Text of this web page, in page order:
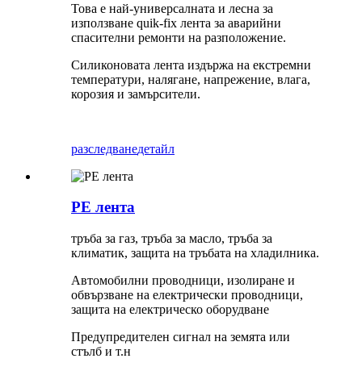
Това е най-универсалната и лесна за
използване quik-fix лента за аварийни
спасителни ремонти на разположение.
Силиконовата лента издържа на екстремни
температури, налягане, напрежение, влага,
корозия и замърсители.
разследванедетайл
PE лента
тръба за газ, тръба за масло, тръба за
климатик, защита на тръбата на хладилника.
Автомобилни проводници, изолиране и
обвързване на електрически проводници,
защита на електрическо оборудване
Предупредителен сигнал на земята или
стълб и т.н